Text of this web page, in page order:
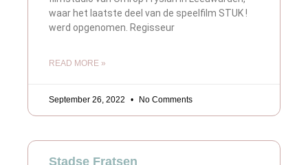
waar het laatste deel van de speelfilm STUK !
werd opgenomen. Regisseur
READ MORE »
September 26, 2022 No Comments
Stadse Fratsen